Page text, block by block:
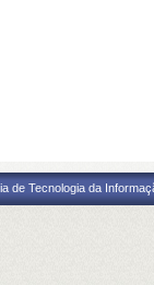
de Tecnologia da